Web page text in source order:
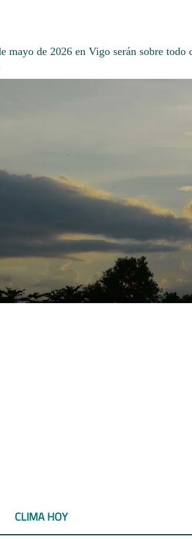
mayo de 2026 en Vigo serán sobre todo
CLIMA HOY